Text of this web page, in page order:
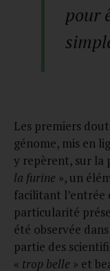
pour
Les premiers
génome, mis en
y repèrent, sur la
la furine », un
facilitant l’entrée
particularité
été observée
partie des
« trop belle » et